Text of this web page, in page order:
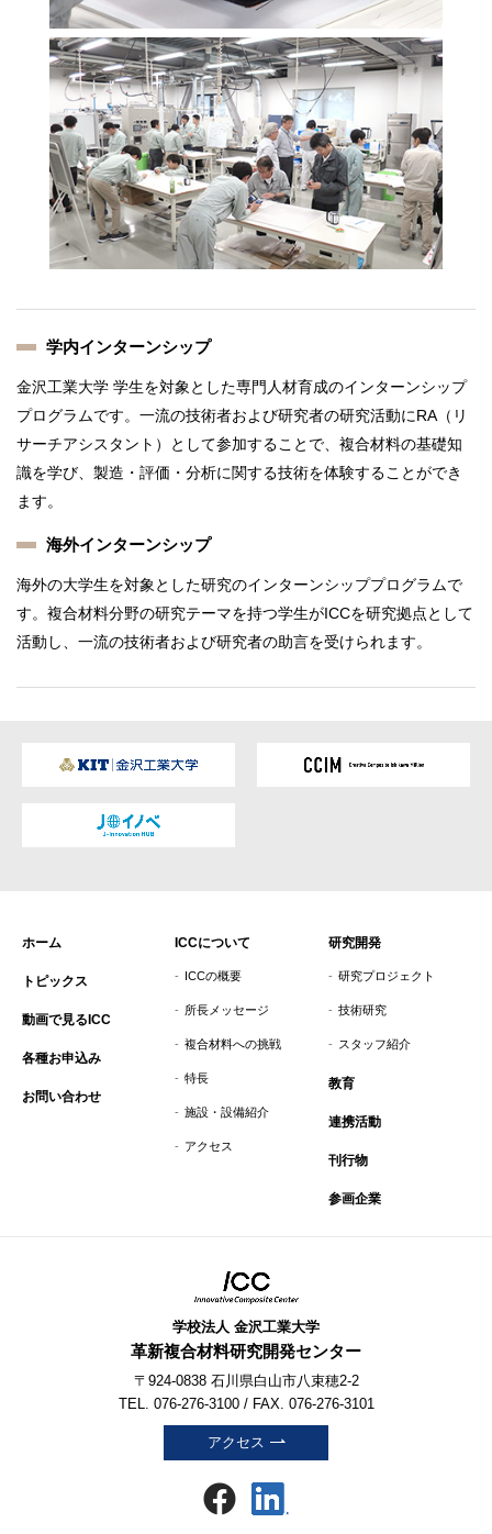
学内インターンシップ
金沢工業大学 学生を対象とした専門人材育成のインターンシップ
プログラムです。一流の技術者および研究者の研究活動にRA（リ
サーチアシスタント）として参加することで、複合材料の基礎知
識を学び、製造・評価・分析に関する技術を体験することができ
ます。
海外インターンシップ
海外の大学生を対象とした研究のインターンシッププログラムで
す。複合材料分野の研究テーマを持つ学生がICCを研究拠点として
活動し、一流の技術者および研究者の助言を受けられます。
ホーム
トピックス
動画で見るICC
各種お申込み
お問い合わせ
ICCについて
ICCの概要
所長メッセージ
複合材料への挑戦
特長
施設・設備紹介
アクセス
研究開発
研究プロジェクト
技術研究
スタッフ紹介
教育
連携活動
刊行物
参画企業
学校法人 金沢工業大学
革新複合材料研究開発センター
〒924-0838 石川県白山市八束穂2-2
TEL. 076-276-3100 / FAX. 076-276-3101
アクセス